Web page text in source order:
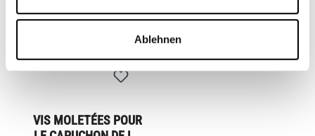
Ablehnen
VIS MOLETÉES POUR